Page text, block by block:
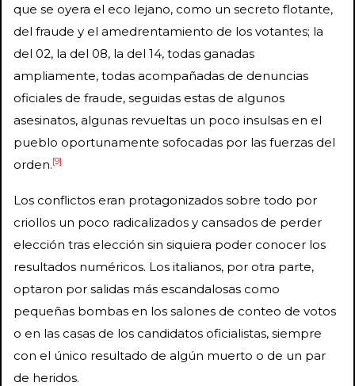
que se oyera el eco lejano, como un secreto flotante,
del fraude y el amedrentamiento de los votantes; la
del 02, la del 08, la del 14, todas ganadas
ampliamente, todas acompañadas de denuncias
oficiales de fraude, seguidas estas de algunos
asesinatos, algunas revueltas un poco insulsas en el
pueblo oportunamente sofocadas por las fuerzas del
orden.[9]
Los conflictos eran protagonizados sobre todo por
criollos un poco radicalizados y cansados de perder
elección tras elección sin siquiera poder conocer los
resultados numéricos. Los italianos, por otra parte,
optaron por salidas más escandalosas como
pequeñas bombas en los salones de conteo de votos
o en las casas de los candidatos oficialistas, siempre
con el único resultado de algún muerto o de un par
de heridos.